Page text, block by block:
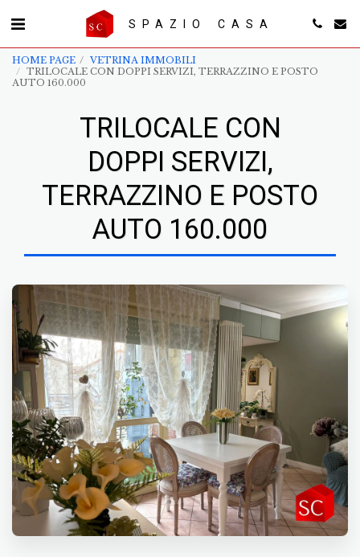
SPAZIO CASA
HOME PAGE
VETRINA IMMOBILI
TRILOCALE CON DOPPI SERVIZI, TERRAZZINO E POSTO
AUTO 160.000
TRILOCALE CON
DOPPI SERVIZI,
TERRAZZINO E POSTO
AUTO 160.000